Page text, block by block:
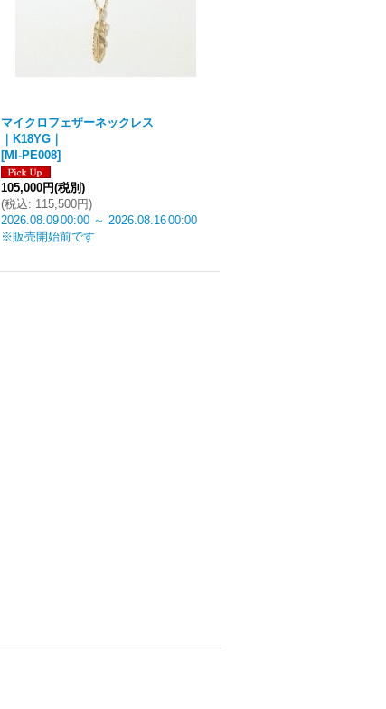
マイクロフェザーネックレス
｜K18YG｜
[MI-PE008]
105,000円(税別)
(税込: 115,500円)
2026.08.0900:00 ～ 2026.08.1600:00
※販売開始前です